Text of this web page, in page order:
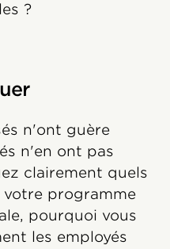
?
n'ont guère
n'en ont pas
clairement quels
votre programme
pourquoi vous
les employés